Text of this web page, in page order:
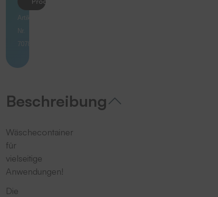
Artikel-
Nr.
70785
Beschreibung
Wäschecontainer
für
vielseitige
Anwendungen!
Die